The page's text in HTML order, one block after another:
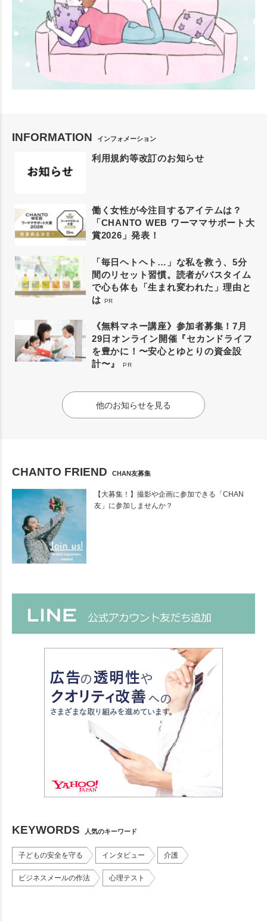
INFORMATION インフォメーション
利用規約等改訂のお知らせ
働く女性が今注目するアイテムは？
「CHANTO WEB ワーママサポート大
賞2026」発表！
「毎日ヘトヘト…」な私を救う、5分
間のリセット習慣。読者がバスタイム
で心も体も「生まれ変われた」理由と
は PR
《無料マネー講座》参加者募集！7月
29日オンライン開催『セカンドライフ
を豊かに！〜安心とゆとりの資金設
計〜』
PR
他のお知らせを見る
CHANTO FRIEND CHAN友募集
【大募集！】撮影や企画に参加できる「CHAN
友」に参加しませんか？
KEYWORDS 人気のキーワード
子どもの安全を守る インタビュー 介護
ビジネスメールの作法 心理テスト